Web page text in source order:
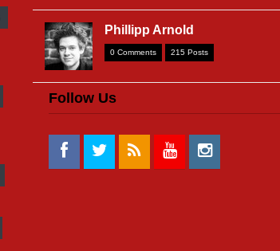
Phillipp Arnold
0 Comments 215 Posts
Follow Us